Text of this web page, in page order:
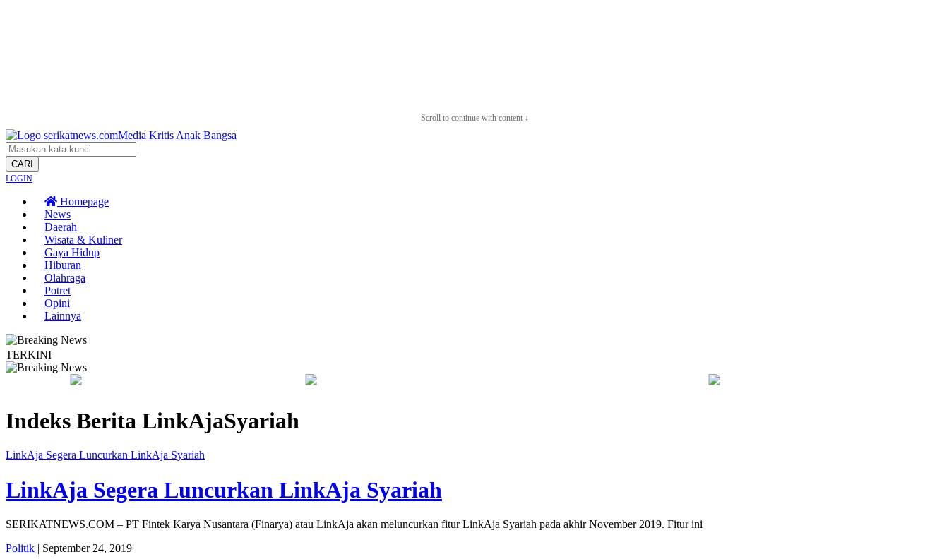
Scroll to continue with content ↓
CARI
LOGIN
Homepage
News
Daerah
Wisata & Kuliner
Gaya Hidup
Hiburan
Olahraga
Potret
Opini
Lainnya
TERKINI
Kebakaran Savana Bromo Capai 80 Hektare Bapas Yogyakarta dan Poltek Imipas Evaluasi Program Magang Taruna Pemasyarakan Bapas Yogyakarta dan PN Sleman Perkuat Koordinasi
Indeks Berita LinkAjaSyariah
LinkAja Segera Luncurkan LinkAja Syariah
LinkAja Segera Luncurkan LinkAja Syariah
SERIKATNEWS.COM – PT Fintek Karya Nusantara (Finarya) atau LinkAja akan meluncurkan fitur LinkAja Syariah pada akhir November 2019. Fitur ini
Politik | September 24, 2019